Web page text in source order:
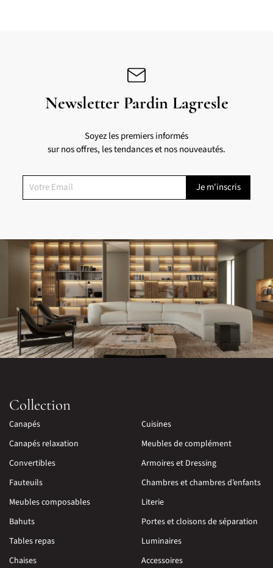
Newsletter Pardin Lagresle
Soyez les premiers informés
sur nos offres, les tendances et nos nouveautés.
Collection
Canapés
Canapés relaxation
Convertibles
Fauteuils
Meubles composables
Bahuts
Tables repas
Chaises
Cuisines
Meubles de complément
Armoires et Dressing
Chambres et chambres d’enfants
Literie
Portes et cloisons de séparation
Luminaires
Accessoires